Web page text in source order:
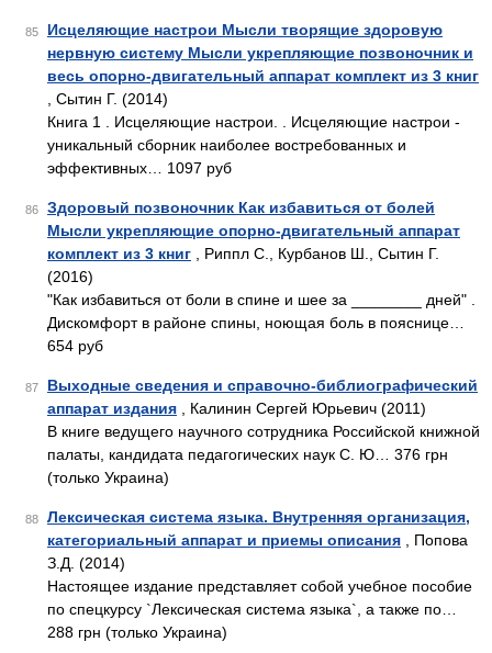
85
Исцеляющие настрои Мысли творящие здоровую
нервную систему Мысли укрепляющие позвоночник и
весь опорно-двигательный аппарат комплект из 3 книг
, Сытин Г. (2014)
Книга 1 . Исцеляющие настрои. . Исцеляющие настрои -
уникальный сборник наиболее востребованных и
эффективных… 1097 руб
86
Здоровый позвоночник Как избавиться от болей
Мысли укрепляющие опорно-двигательный аппарат
комплект из 3 книг , Риппл С., Курбанов Ш., Сытин Г.
(2016)
"Как избавиться от боли в спине и шее за ________ дней" .
Дискомфорт в районе спины, ноющая боль в пояснице…
654 руб
87
Выходные сведения и справочно-библиографический
аппарат издания , Калинин Сергей Юрьевич (2011)
В книге ведущего научного сотрудника Российской книжной
палаты, кандидата педагогических наук С. Ю… 376 грн
(только Украина)
88
Лексическая система языка. Внутренняя организация,
категориальный аппарат и приемы описания , Попова
З.Д. (2014)
Настоящее издание представляет собой учебное пособие
по спецкурсу `Лексическая система языка`, а также по…
288 грн (только Украина)